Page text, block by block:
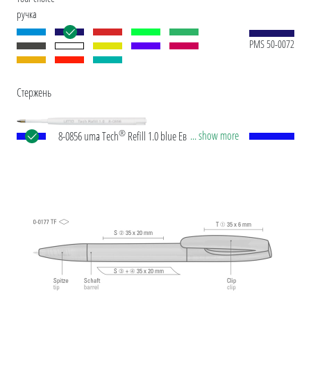
ручка
PMS 50-0072
Стержень
8-0856 uma Tech® Refill 1.0 blue Европейские
примерно 4 500 м. Немецкие чернила
соответствует стандарту ISO. Стержни uma Tech
Refill 1.0 гарантируют приятное и мягкое
ощущение при письме.
... show more